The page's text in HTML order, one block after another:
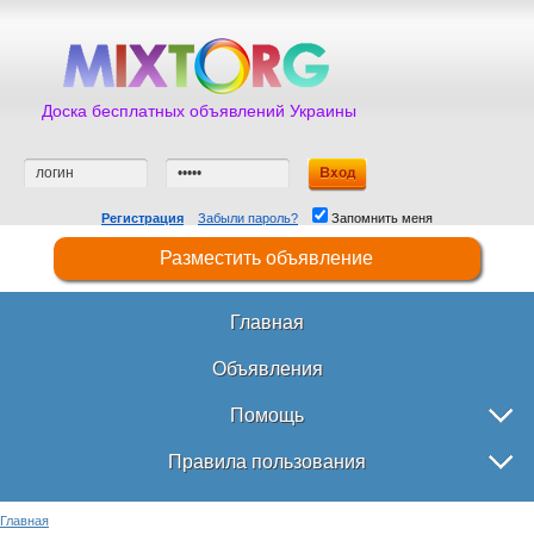
Доска бесплатных объявлений Украины
Регистрация Забыли пароль? Запомнить меня
Разместить объявление
Главная
Объявления
Помощь
Правила пользования
Главная